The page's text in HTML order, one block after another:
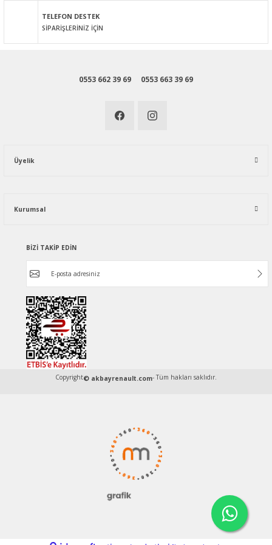
TELEFON DESTEK
SİPARİŞLERİNİZ İÇİN
0553 662 39 69 0553 663 39 69
Üyelik
Kurumsal
BİZİ TAKİP EDİN
Copyright© akbayrenault.com- Tüm hakları saklıdır.